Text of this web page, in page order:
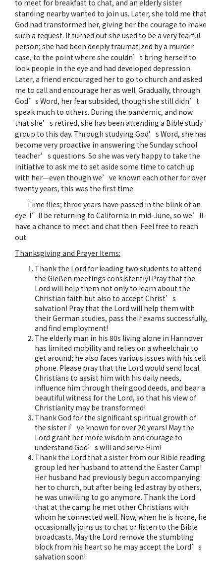
to meet for breakfast to chat, and an elderly sister
standing nearby wanted to join us. Later, she told me that
God had transformed her, giving her the courage to make
such a request. It turned out she used to be a very fearful
person; she had been deeply traumatized by a murder
case, to the point where she couldn’t bring herself to
look people in the eye and had developed depression.
Later, a friend encouraged her to go to church and asked
me to call and encourage her as well. Gradually, through
God’s Word, her fear subsided, though she still didn’t
speak much to others. During the pandemic, and now
that she’s retired, she has been attending a Bible study
group to this day. Through studying God’s Word, she has
become very proactive in answering the Sunday school
teacher’s questions. So she was very happy to take the
initiative to ask me to set aside some time to catch up
with her—even though we’ve known each other for over
twenty years, this was the first time.
Time flies; three years have passed in the blink of an
eye. I’ll be returning to California in mid-June, so we’ll
have a chance to meet and chat then. Feel free to reach
out.
Thanksgiving and Prayer Items:
Thank the Lord for leading two students to attend
the Gießen meetings consistently! Pray that the
Lord will help them not only to learn about the
Christian faith but also to accept Christ’s
salvation! Pray that the Lord will help them with
their German studies, pass their exams successfully,
and find employment!
The elderly man in his 80s living alone in Hannover
has limited mobility and relies on a wheelchair to
get around; he also faces various issues with his cell
phone. Please pray that the Lord would send local
Christians to assist him with his daily needs,
influence him through their good deeds, and bear a
beautiful witness for the Lord, so that his view of
Christianity may be transformed!
Thank God for the significant spiritual growth of
the sister I’ve known for over 20 years! May the
Lord grant her more wisdom and courage to
understand God’s will and serve Him!
Thank the Lord that a sister from our Bible reading
group led her husband to attend the Easter Camp!
Her husband had previously begun accompanying
her to church, but after being led astray by others,
he was unwilling to go anymore. Thank the Lord
that at the camp he met other Christians with
whom he connected well. Now, when he is home, he
occasionally joins us to chat or listen to the Bible
broadcasts. May the Lord remove the stumbling
block from his heart so he may accept the Lord’s
salvation soon!